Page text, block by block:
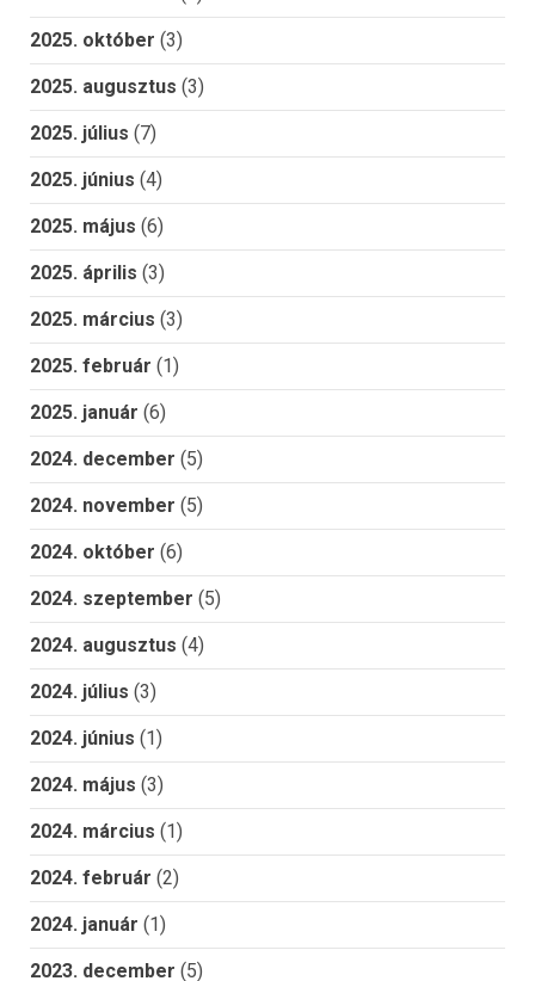
2025. október (3)
2025. augusztus (3)
2025. július (7)
2025. június (4)
2025. május (6)
2025. április (3)
2025. március (3)
2025. február (1)
2025. január (6)
2024. december (5)
2024. november (5)
2024. október (6)
2024. szeptember (5)
2024. augusztus (4)
2024. július (3)
2024. június (1)
2024. május (3)
2024. március (1)
2024. február (2)
2024. január (1)
2023. december (5)